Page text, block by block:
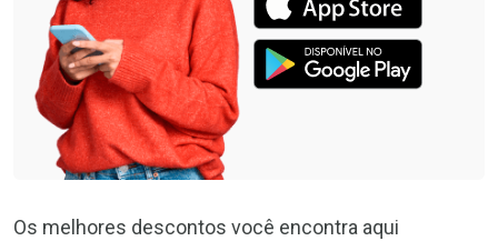
Os melhores descontos você encontra aqui